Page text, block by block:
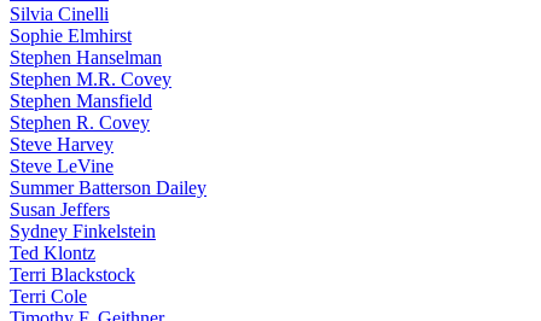
Silvia Cinelli
Sophie Elmhirst
Stephen Hanselman
Stephen M.R. Covey
Stephen Mansfield
Stephen R. Covey
Steve Harvey
Steve LeVine
Summer Batterson Dailey
Susan Jeffers
Sydney Finkelstein
Ted Klontz
Terri Blackstock
Terri Cole